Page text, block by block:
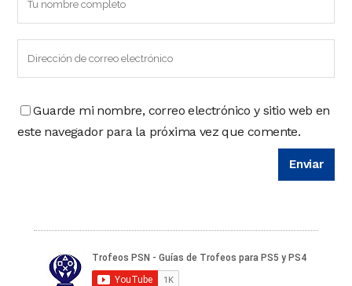
Guarde mi nombre, correo electrónico y sitio web en
este navegador para la próxima vez que comente.